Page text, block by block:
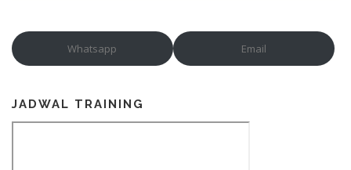
Whatsapp Email
JADWAL TRAINING